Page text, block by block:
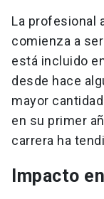
La profesional
comienza a
está incluido
desde hace
mayor
en su primer
carrera ha
Impacto